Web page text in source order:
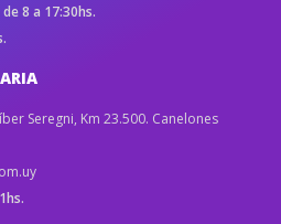
8 a 17:30hs.
Seregni, Km 23.500. Canelones